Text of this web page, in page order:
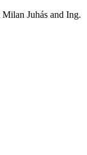
Juhás and Ing.